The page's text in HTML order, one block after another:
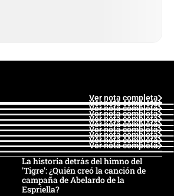
Ver nota completa
Ver nota completa
Ver nota completa
Ver nota completa
Ver nota completa
Ver nota completa
Ver nota completa
Ver nota completa
Ver nota completa
Ver nota completa
La historia detrás del himno del
'Tigre': ¿Quién creó la canción de
campaña de Abelardo de la
Espriella?